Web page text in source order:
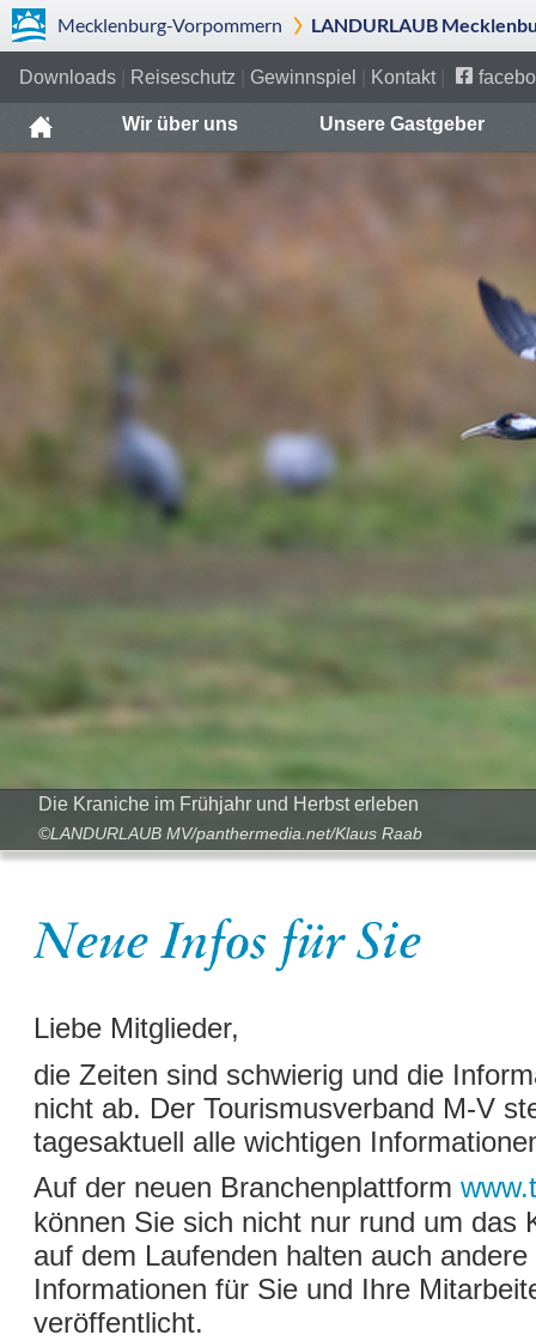
Mecklenburg-Vorpommern LANDURLAUB
Downloads Reiseschutz Gewinnspiel Kontakt|
Wir über uns Unsere Gastgeber
Die Kraniche im Frühjahr und Herbst erleben
©LANDURLAUB MV/panthermedia.net/Klaus Raab
Neue Infos für Sie
Liebe Mitglieder,
die Zeiten sind schwierig und die
nicht ab. Der Tourismusverband M-V
tagesaktuell alle wichtigen
Auf der neuen Branchenplattform
können Sie sich nicht nur rund um das
auf dem Laufenden halten auch andere
Informationen für Sie und Ihre
veröffentlicht.